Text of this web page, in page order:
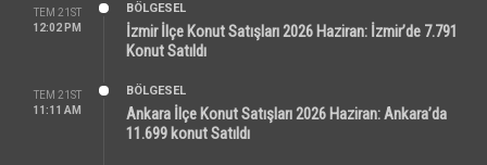
TEM 21ST
12:02 PM
BÖLGESEL
İzmir İlçe Konut Satışları 2026 Haziran: İzmir’de 7.791
Konut Satıldı
TEM 21ST
11:11 AM
BÖLGESEL
Ankara İlçe Konut Satışları 2026 Haziran: Ankara’da
11.699 konut Satıldı